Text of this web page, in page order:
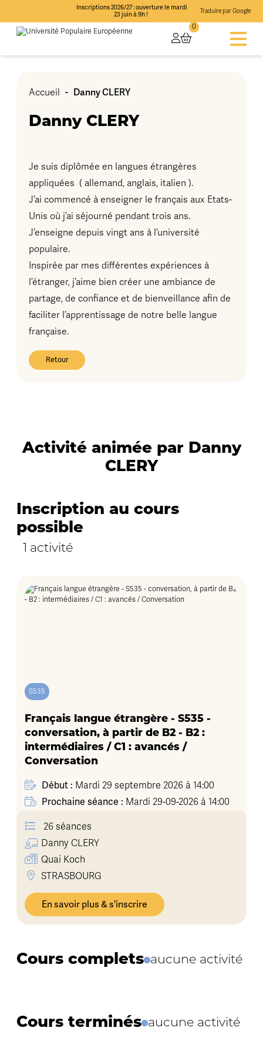
Inscriptions 2026/27 : ouverture le mardi
23 juin à 9h !
Traduire par Google
0
Accueil - Danny CLERY
Danny CLERY
Je suis diplômée en langues étrangères
appliquées ( allemand, anglais, italien ).
J’ai commencé à enseigner le français aux Etats-
Unis où j’ai séjourné pendant trois ans.
J’enseigne depuis vingt ans à l’université
populaire.
Inspirée par mes différentes expériences à
l’étranger, j’aime bien créer une ambiance de
partage, de confiance et de bienveillance afin de
faciliter l’apprentissage de notre belle langue
française.
Retour
Activité animée par Danny
CLERY
Inscription au cours
possible
1 activité
S535
Français langue étrangère - S535 -
conversation, à partir de B2 - B2 :
intermédiaires / C1 : avancés /
Conversation
Début : Mardi 29 septembre 2026 à 14:00
Prochaine séance : Mardi 29-09-2026 à 14:00
26 séances
Danny CLERY
Quai Koch
STRASBOURG
En savoir plus & s'inscrire
Cours complets aucune activité
Cours terminés aucune activité